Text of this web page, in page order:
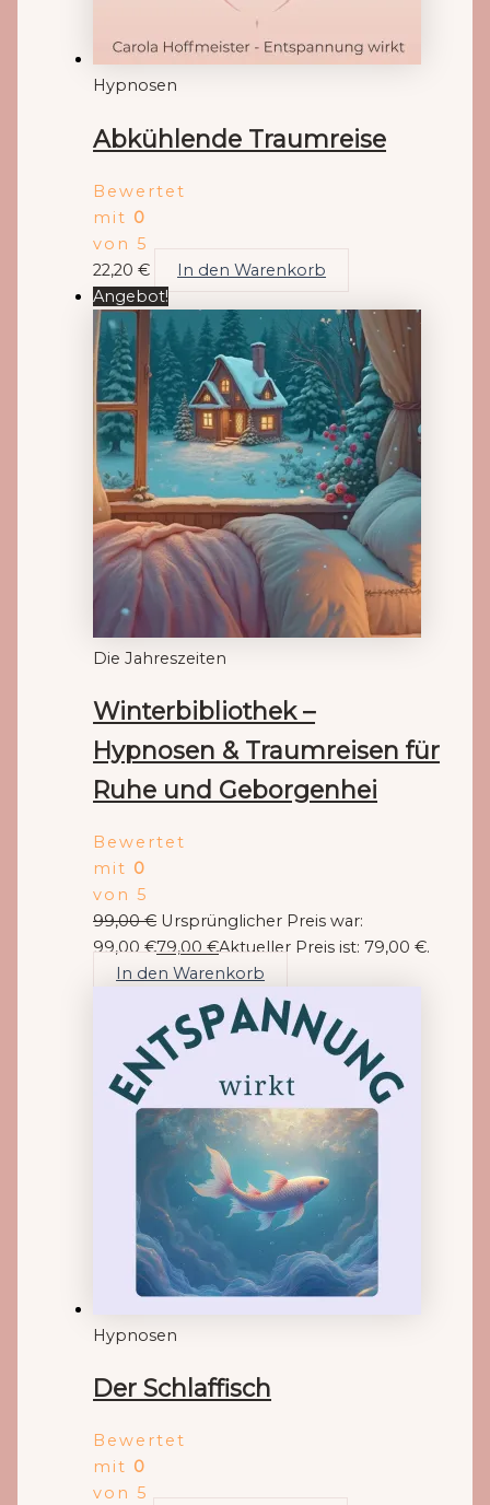
Hypnosen
Abkühlende Traumreise
Bewertet
mit 0
von 5
22,20€
In den Warenkorb
Angebot!
Die Jahreszeiten
Winterbibliothek –
Hypnosen & Traumreisen für
Ruhe und Geborgenhei
Bewertet
mit 0
von 5
99,00€ Ursprünglicher Preis war:
99,00 €79,00€Aktueller Preis ist: 79,00 €.
In den Warenkorb
Hypnosen
Der Schlaffisch
Bewertet
mit 0
von 5